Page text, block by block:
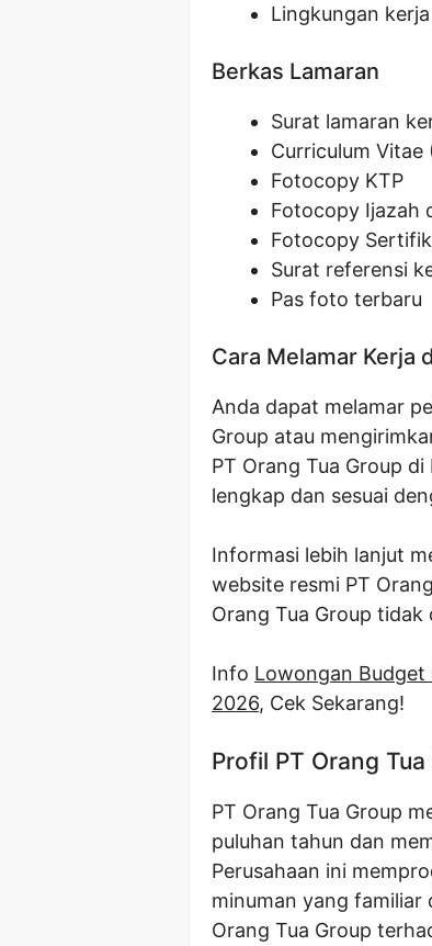
Lingkungan
Berkas Lamaran
Surat lamaran
Curriculum Vitae
Fotocopy KTP
Fotocopy Ijazah
Fotocopy
Surat referensi
Pas foto terbaru
Cara Melamar Kerja
Anda dapat melamar
Group atau
PT Orang Tua Group
lengkap dan sesuai
Informasi lebih lanjut
website resmi PT
Orang Tua Group
Info Lowongan Budget
2026, Cek Sekarang!
Profil PT Orang Tua
PT Orang Tua Group
puluhan tahun dan
Perusahaan ini
minuman yang familiar
Orang Tua Group